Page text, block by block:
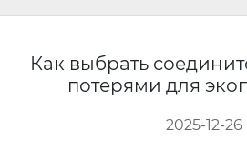
Как выбрать
потерями для
2025-12-26